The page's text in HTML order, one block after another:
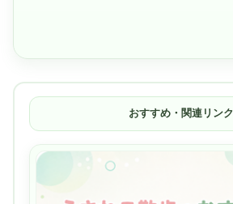
おすすめ・関連リンク